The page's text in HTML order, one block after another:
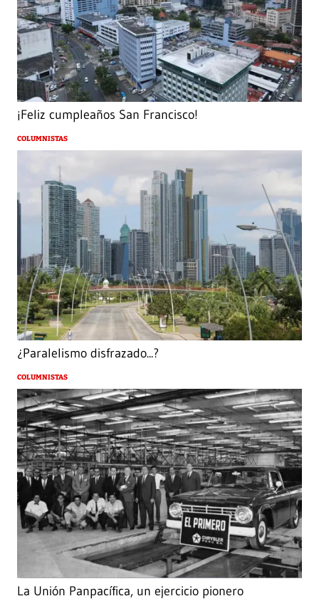
¡Feliz cumpleaños San Francisco!
COLUMNISTAS
¿Paralelismo disfrazado...?
COLUMNISTAS
La Unión Panpacífica, un ejercicio pionero